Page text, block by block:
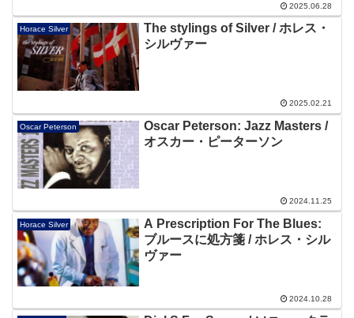
2025.06.28
Horace Silver
The stylings of Silver / ホレス・
シルヴァー
2025.02.21
Oscar Peterson
Oscar Peterson: Jazz Masters /
オスカー・ピーターソン
2024.11.25
Horace Silver
A Prescription For The Blues:
ブルースに処方箋 / ホレス・シル
ヴァー
2024.10.28